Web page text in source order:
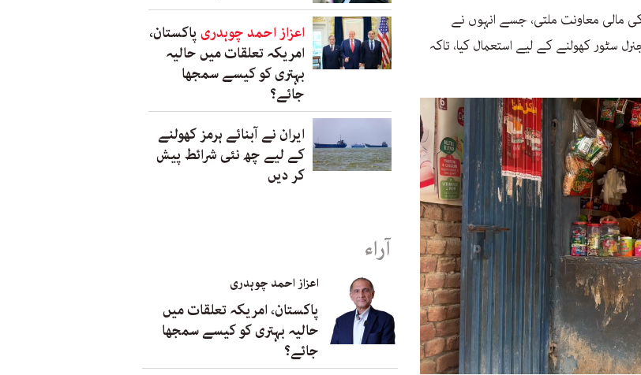
ہر تین ماہ بعد 12 ہزار روپے کی مالی معاونت ملتی، جسے انہوں نے
کھولنے کے لیے استعمال کیا، تاکہ
اعزاز احمد چوہدری پاکستان،
امریکہ تعلقات میں حالیہ
بہتری کو کیسے سمجھا
جائے؟
ایران نے آبنائے ہرمز کھولنے
کے لیے چھ نئی شرائط پیش
کر دیں
آراء
اعزاز احمد چوہدری
پاکستان، امریکہ تعلقات میں
حالیہ بہتری کو کیسے سمجھا
جائے؟